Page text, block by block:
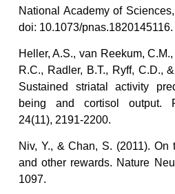
National Academy of
doi: 10.1073/pnas.1820145116.
Heller, A.S., van Reekum,
R.C., Radler, B.T., Ryff, C.D.,
Sustained striatal activity
being and cortisol output.
24(11), 2191-2200.
Niv, Y., & Chan, S. (2011). On
and other rewards. Nature
1097.